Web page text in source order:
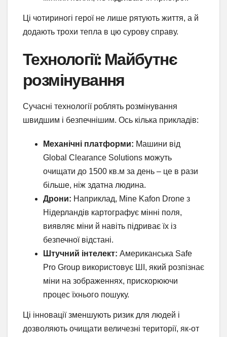
Ці чотириногі герої не лише рятують життя, а й
додають трохи тепла в цю сурову справу.
Технології: Майбутнє
розмінування
Сучасні технології роблять розмінування
швидшим і безпечнішим. Ось кілька прикладів:
Механічні платформи: Машини від
Global Clearance Solutions можуть
очищати до 1500 кв.м за день – це в рази
більше, ніж здатна людина.
Дрони: Наприклад, Mine Kafon Drone з
Нідерландів картографує мінні поля,
виявляє міни й навіть підриває їх із
безпечної відстані.
Штучний інтелект: Американська Safe
Pro Group використовує ШІ, який розпізнає
міни на зображеннях, прискорюючи
процес їхнього пошуку.
Ці інновації зменшують ризик для людей і
дозволяють очищати величезні території, як-от